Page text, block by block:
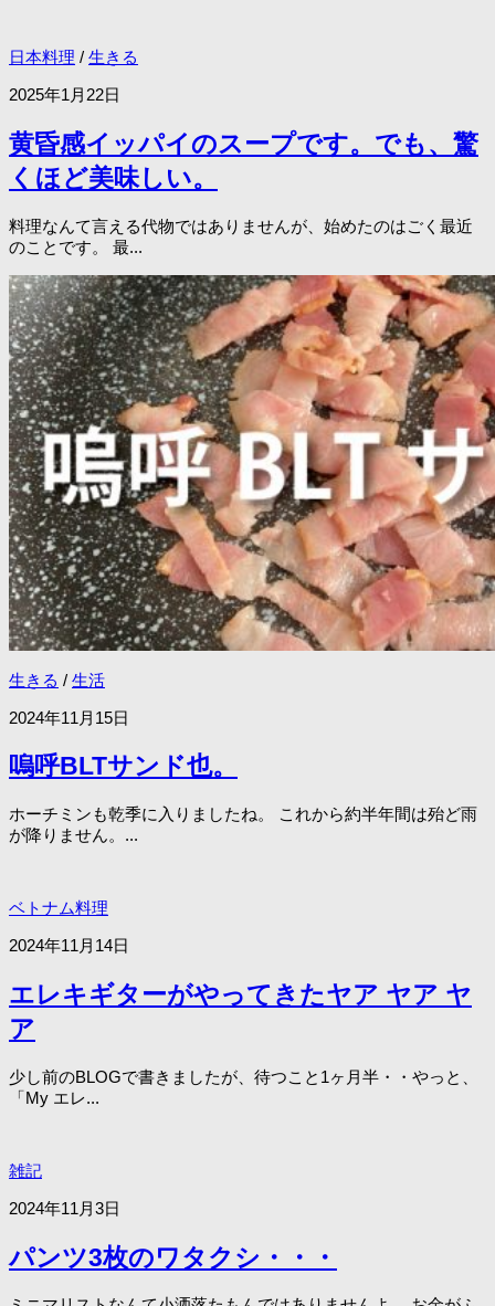
日本料理 / 生きる
2025年1月22日
黄昏感イッパイのスープです。でも、驚
くほど美味しい。
料理なんて言える代物ではありませんが、始めたのはごく最近
のことです。 最...
生きる / 生活
2024年11月15日
嗚呼BLTサンド也。
ホーチミンも乾季に入りましたね。 これから約半年間は殆ど雨
が降りません。...
ベトナム料理
2024年11月14日
エレキギターがやってきたヤア ヤア ヤ
ア
少し前のBLOGで書きましたが、待つこと1ヶ月半・・やっと、
「My エレ...
雑記
2024年11月3日
パンツ3枚のワタクシ・・・